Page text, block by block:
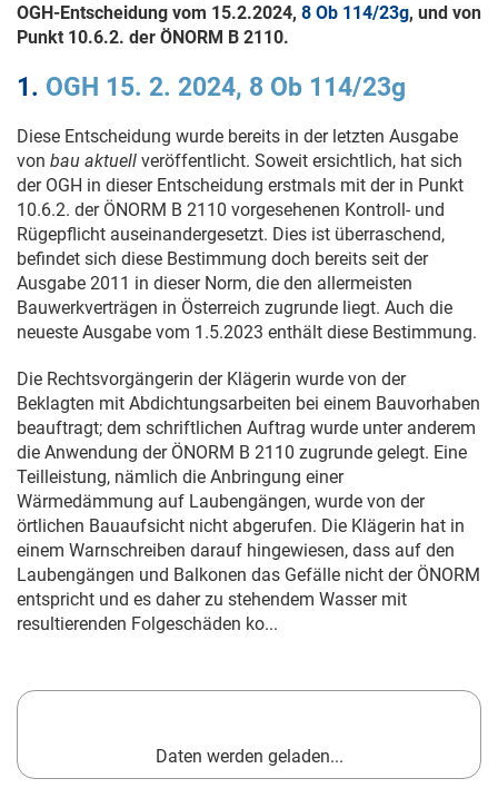
OGH-Entscheidung vom 15.2.2024, 8 Ob 114/23g, und von
Punkt 10.6.2. der ÖNORM B 2110.
1. OGH 15. 2. 2024, 8 Ob 114/23g
Diese Entscheidung wurde bereits in der letzten Ausgabe
von bau aktuell veröffentlicht. Soweit ersichtlich, hat sich
der OGH in dieser Entscheidung erstmals mit der in Punkt
10.6.2. der ÖNORM B 2110 vorgesehenen Kontroll- und
Rügepflicht auseinandergesetzt. Dies ist überraschend,
befindet sich diese Bestimmung doch bereits seit der
Ausgabe 2011 in dieser Norm, die den allermeisten
Bauwerkverträgen in Österreich zugrunde liegt. Auch die
neueste Ausgabe vom 1.5.2023 enthält diese Bestimmung.
Die Rechtsvorgängerin der Klägerin wurde von der
Beklagten mit Abdichtungsarbeiten bei einem Bauvorhaben
beauftragt; dem schriftlichen Auftrag wurde unter anderem
die Anwendung der ÖNORM B 2110 zugrunde gelegt. Eine
Teilleistung, nämlich die Anbringung einer
Wärmedämmung auf Laubengängen, wurde von der
örtlichen Bauaufsicht nicht abgerufen. Die Klägerin hat in
einem Warnschreiben darauf hingewiesen, dass auf den
Laubengängen und Balkonen das Gefälle nicht der ÖNORM
entspricht und es daher zu stehendem Wasser mit
resultierenden Folgeschäden ko...
Daten werden geladen...